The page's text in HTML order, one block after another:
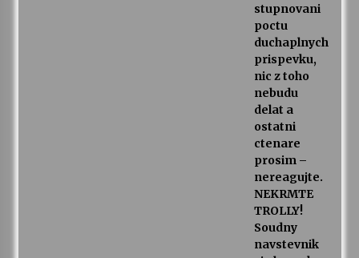
stupnovani
poctu
duchaplnych
prispevku,
nic z toho
nebudu
delat a
ostatni
ctenare
prosim –
nereagujte.
NEKRMTE
TROLLY!
Soudny
navstevnik